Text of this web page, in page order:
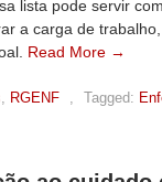
lista pode servir
a carga de
Read More →
, RGENF , Tagged: